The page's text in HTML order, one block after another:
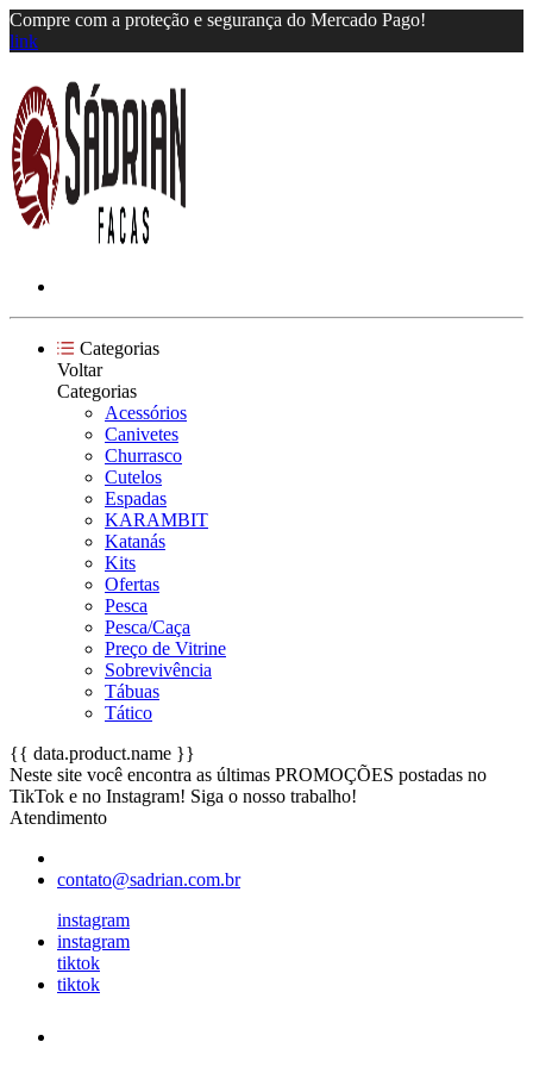
Compre com a proteção e segurança do Mercado Pago!
link
Categorias
Voltar
Categorias
Acessórios
Canivetes
Churrasco
Cutelos
Espadas
KARAMBIT
Katanás
Kits
Ofertas
Pesca
Pesca/Caça
Preço de Vitrine
Sobrevivência
Tábuas
Tático
{{ data.product.name }}
Neste site você encontra as últimas PROMOÇÕES postadas no
TikTok e no Instagram! Siga o nosso trabalho!
Atendimento
contato@sadrian.com.br
instagram
instagram
tiktok
tiktok